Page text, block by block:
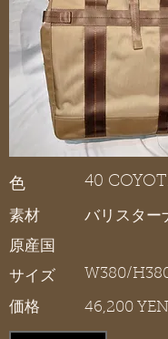
色
素材
原産国
サイズ
価格
40
バリスター
W380/
46,200